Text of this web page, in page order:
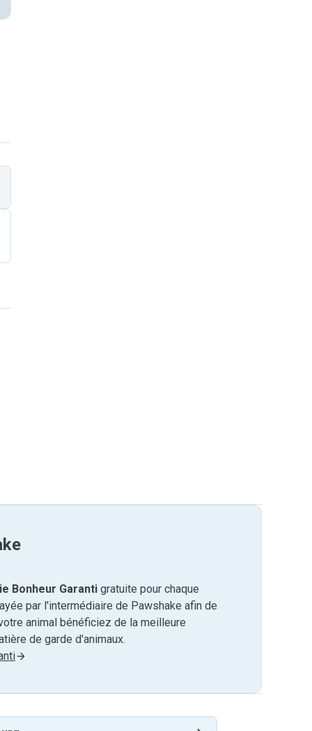
Bonheur Garanti gratuite pour chaque
par l'intermédiaire de Pawshake afin de
animal bénéficiez de la meilleure
de garde d'animaux.